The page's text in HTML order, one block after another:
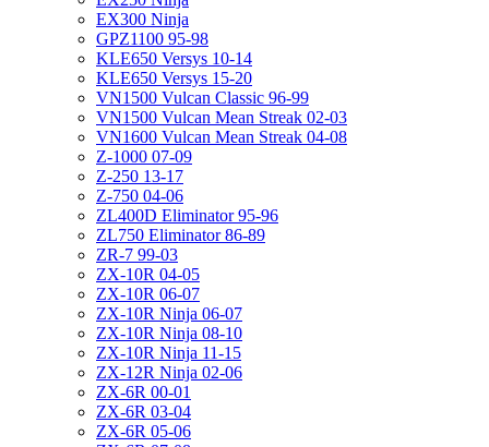
EX300 Ninja
GPZ1100 95-98
KLE650 Versys 10-14
KLE650 Versys 15-20
VN1500 Vulcan Classic 96-99
VN1500 Vulcan Mean Streak 02-03
VN1600 Vulcan Mean Streak 04-08
Z-1000 07-09
Z-250 13-17
Z-750 04-06
ZL400D Eliminator 95-96
ZL750 Eliminator 86-89
ZR-7 99-03
ZX-10R 04-05
ZX-10R 06-07
ZX-10R Ninja 06-07
ZX-10R Ninja 08-10
ZX-10R Ninja 11-15
ZX-12R Ninja 02-06
ZX-6R 00-01
ZX-6R 03-04
ZX-6R 05-06